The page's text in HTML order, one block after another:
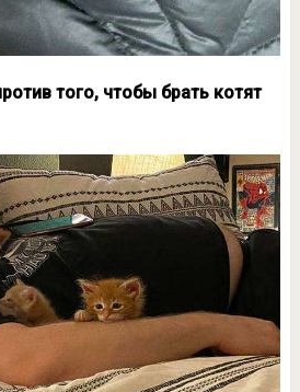
того, чтобы брать котят